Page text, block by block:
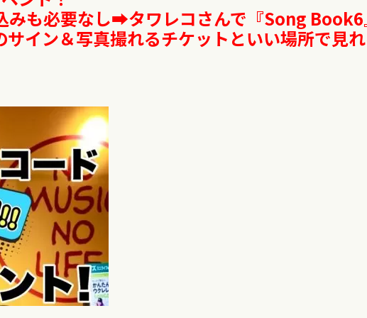
みも必要なし➡︎タワレコさんで『Song
イン＆写真撮れるチケットといい場所で見